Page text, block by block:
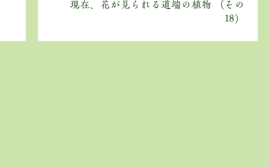
現在、花が見られる道端の植物 （その
18）